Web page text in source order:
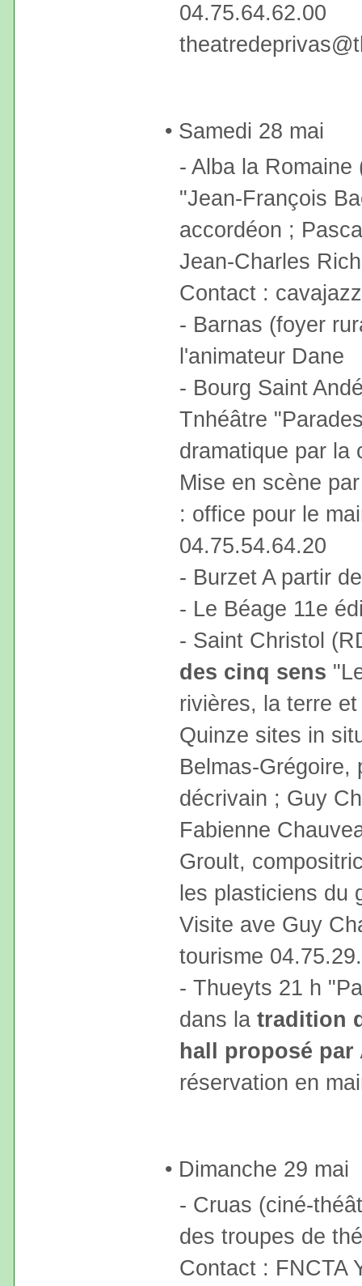
04.75.64.62.00
• Samedi 28 mai
- Alba la
"Jean-François
accordéon ;
Jean-Charles
Contact :
- Barnas (foyer
l'animateur Dane
- Bourg Saint
Tnhéâtre
dramatique par la
Mise en scène
: office pour le
04.75.54.64.20
- Burzet A partir
- Le Béage 11e
- Saint Christol
des cinq sens
rivières, la terre
Quinze sites in
Belmas-Grégoire,
décrivain ; Guy
Fabienne
Groult,
les plasticiens du
Visite ave Guy
tourisme
- Thueyts 21 h
dans la tradition
hall proposé
réservation en
• Dimanche 29 mai
- Cruas (ciné-
des troupes de
Contact : FNCTA